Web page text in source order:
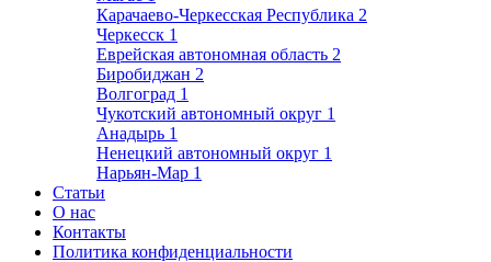
Карачаево-Черкесская Республика 2
Черкесск 1
Еврейская автономная область 2
Биробиджан 2
Волгоград 1
Чукотский автономный округ 1
Анадырь 1
Ненецкий автономный округ 1
Нарьян-Мар 1
Статьи
О нас
Контакты
Политика конфиденциальности